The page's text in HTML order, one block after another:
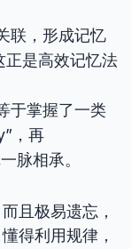
联，形成记忆
正是高效记忆法
于掌握了一类
，再
脉相承。
且极易遗忘，
得利用规律，